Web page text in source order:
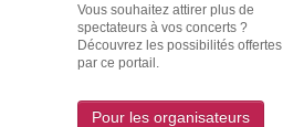
Vous souhaitez attirer plus de
spectateurs à vos concerts ?
Découvrez les possibilités offertes
par ce portail.
Pour les organisateurs